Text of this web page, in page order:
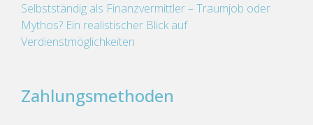
Selbstständig als Finanzvermittler – Traumjob oder
Mythos? Ein realistischer Blick auf
Verdienstmöglichkeiten
Zahlungsmethoden